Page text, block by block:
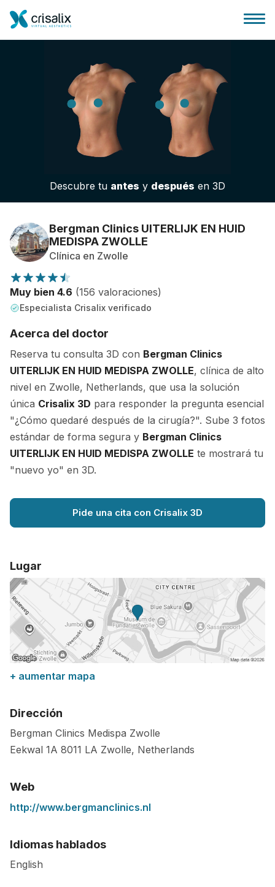
Página de inicio
Plataforma 3D de negocio
Planes y Precios
Reseñas de pacientes
Descubre tu antes y después en 3D
Bergman Clinics UITERLIJK EN HUID
MEDISPA ZWOLLE
Clínica en Zwolle
Muy bien 4.6 (156 valoraciones)
Especialista Crisalix verificado
Acerca del doctor
Reserva tu consulta 3D con Bergman Clinics
UITERLIJK EN HUID MEDISPA ZWOLLE, clínica de alto
nivel en Zwolle, Netherlands, que usa la solución
única Crisalix 3D para responder la pregunta esencial
"¿Cómo quedaré después de la cirugía?". Sube 3 fotos
estándar de forma segura y Bergman Clinics
UITERLIJK EN HUID MEDISPA ZWOLLE te mostrará tu
"nuevo yo" en 3D.
Pide una cita con Crisalix 3D
Lugar
+ aumentar mapa
Dirección
Bergman Clinics Medispa Zwolle
Eekwal 1A 8011 LA Zwolle, Netherlands
Web
http://www.bergmanclinics.nl
Idiomas hablados
English